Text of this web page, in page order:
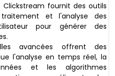
Clickstream fournit des outils
et l'analyse des
pour générer des
avancées offrent des
l'analyse en temps réel, la
et les algorithmes